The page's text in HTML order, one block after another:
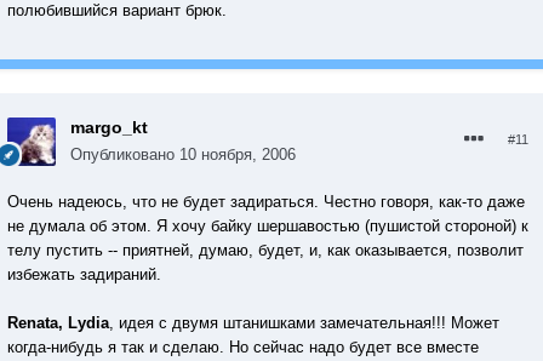
полюбившийся вариант брюк.
margo_kt
Опубликовано 10 ноября, 2006
#11
Очень надеюсь, что не будет задираться. Честно говоря, как-то даже
не думала об этом. Я хочу байку шершавостью (пушистой стороной) к
телу пустить -- приятней, думаю, будет, и, как оказывается, позволит
избежать задираний.
Renata, Lydia, идея с двумя штанишками замечательная!!! Может
когда-нибудь я так и сделаю. Но сейчас надо будет все вместе